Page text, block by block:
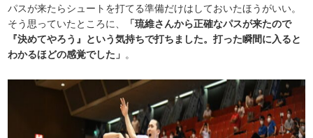
パスが来たらシュートを打てる準備だけはしておいたほうがいい。
そう思っていたところに、
「琉維さんから正確なパスが来たので
『決めてやろう』という気持ちで打ちました。打った瞬間に入ると
わかるほどの感覚でした」 。